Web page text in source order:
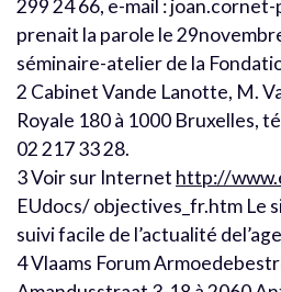
299 24 66, e-mail :
prenait la parole le
séminaire-atelier de la
2 Cabinet Vande Lanotte, M.
Royale 180 à 1000 Bruxelles,
02 217 33 28.
3 Voir sur Internet http://
EUdocs/ objectives_fr.htm Le
suivi facile de l’actualité
4 Vlaams Forum